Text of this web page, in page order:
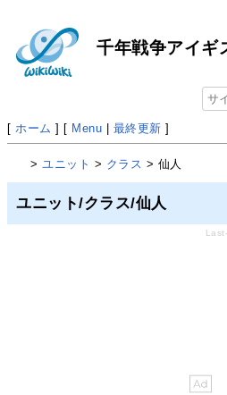
千年戦争アイギ
[ ホーム ] [ Menu | 最終更新 ]
>ユニット > クラス > 仙人
ユニット/クラス/仙人